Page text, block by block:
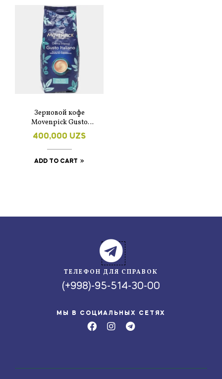
Зерновой кофе
Movenpick Gusto
Italiano 1 кг.
400,000 UZS
ADD TO CART
ТЕЛЕФОН ДЛЯ СПРАВОК
(+998)-95-514-30-00
МЫ В СОЦИАЛЬНЫХ СЕТЯХ